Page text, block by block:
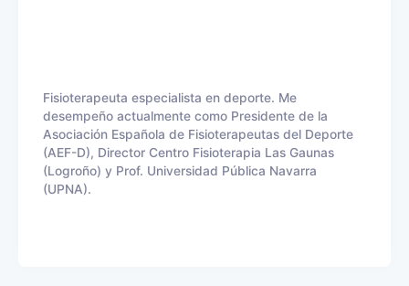
Fisioterapeuta especialista en deporte. Me
desempeño actualmente como Presidente de la
Asociación Española de Fisioterapeutas del Deporte
(AEF-D), Director Centro Fisioterapia Las Gaunas
(Logroño) y Prof. Universidad Pública Navarra
(UPNA).